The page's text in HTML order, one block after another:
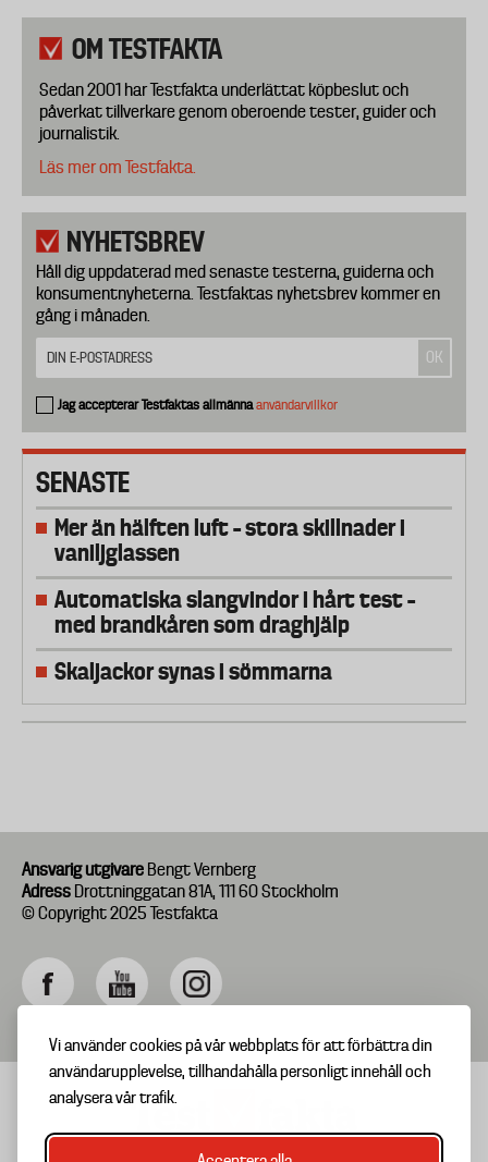
Vi använder cookies på vår webbplats för att förbättra din
användarupplevelse, tillhandahålla personligt innehåll och
analysera vår trafik.
OM TESTFAKTA
Sedan 2001 har Testfakta underlättat köpbeslut och
påverkat tillverkare genom oberoende tester, guider och
journalistik.
Läs mer om Testfakta.
NYHETSBREV
Håll dig uppdaterad med senaste testerna, guiderna och
konsumentnyheterna. Testfaktas nyhetsbrev kommer en
gång i månaden.
Jag accepterar Testfaktas allmännaanvändarvillkor
SENASTE
Mer än hälften luft – stora skillnader i
vaniljglassen
Automatiska slangvindor i hårt test –
med brandkåren som draghjälp
Skaljackor synas i sömmarna
Ansvarig utgivare Bengt Vernberg
Adress Drottninggatan 81A, 111 60 Stockholm
© Copyright 2025 Testfakta